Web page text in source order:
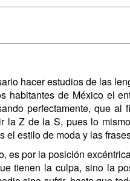
hacer estudios de las
de México el
perfectamente, que
Z de la S, pues lo
el estilo de moda y las
es por la posición
tienen la culpa, sino la